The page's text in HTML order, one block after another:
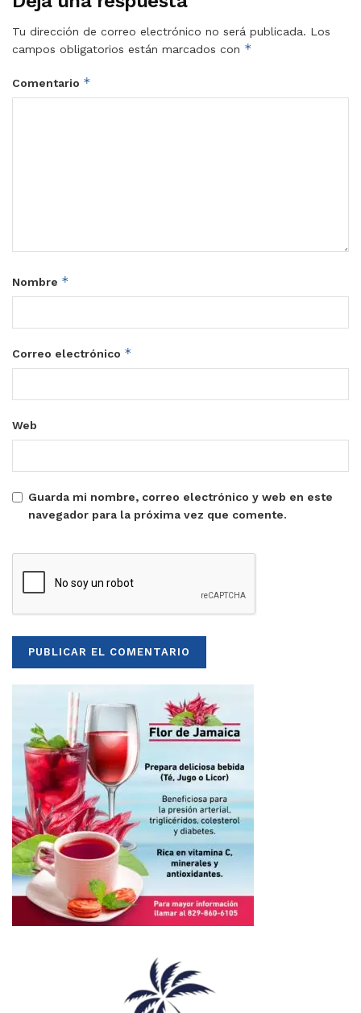
Tu dirección de correo electrónico no será publicada. Los
campos obligatorios están marcados con *
Comentario *
Nombre *
Correo electrónico *
Web
Guarda mi nombre, correo electrónico y web en este
navegador para la próxima vez que comente.